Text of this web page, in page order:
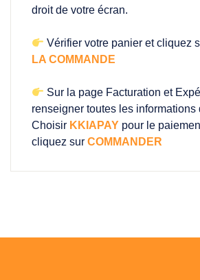
droit de votre écran.
Vérifier votre panier et cliquez
LA COMMANDE
Sur la page Facturation et
renseigner toutes les informations
Choisir KKIAPAY pour le
cliquez sur COMMANDER